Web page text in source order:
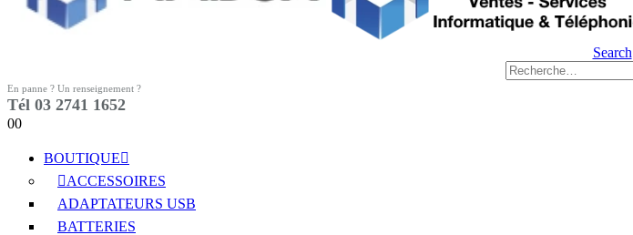
Search
En panne ? Un renseignement ?
Tél 03 2741 1652
00
BOUTIQUE
ACCESSOIRES
ADAPTATEURS USB
BATTERIES